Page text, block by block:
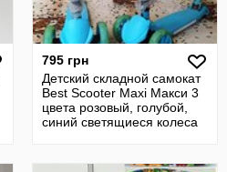
795 грн
Детский складной самокат
Best Scooter Maxi Макси 3
цвета розовый, голубой,
синий светящиеся колеса